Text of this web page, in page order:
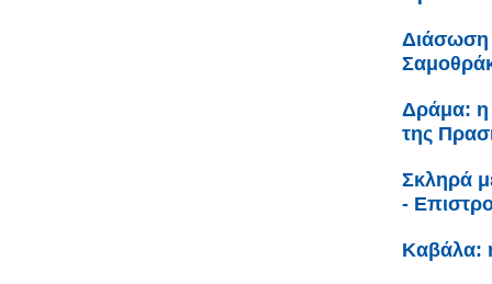
Διάσωση
Δράμα: η
της
Σκληρά
-
Καβάλα: